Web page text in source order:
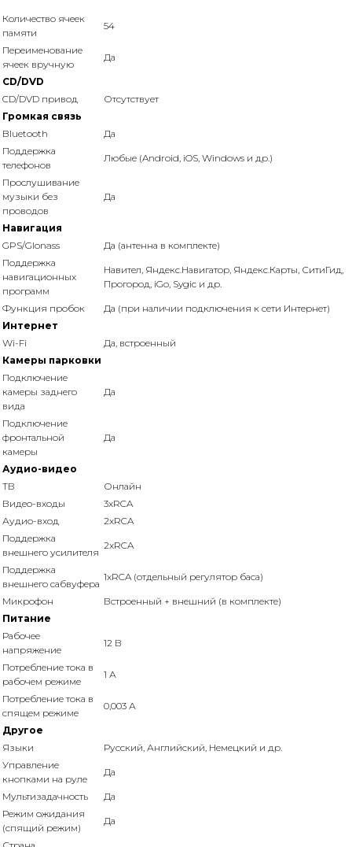
Количество ячеек
памяти
54
Переименование
ячеек вручную
Да
CD/DVD
CD/DVD привод
Отсутствует
Громкая связь
Bluetooth
Да
Поддержка
телефонов
Любые (Android, iOS, Windows и др.)
Прослушивание
музыки без
проводов
Да
Навигация
GPS/Glonass
Да (антенна в комплекте)
Поддержка
навигационных
программ
Навител, Яндекс.Навигатор, Яндекс.Карты, СитиГид,
Прогород, iGo, Sygic и др.
Функция пробок
Да (при наличии подключения к сети Интернет)
Интернет
Wi-Fi
Да, встроенный
Камеры парковки
Подключение
камеры заднего
вида
Да
Подключение
фронтальной
камеры
Да
Аудио-видео
ТВ
Онлайн
Видео-входы
3xRCA
Аудио-вход
2xRCA
Поддержка
внешнего усилителя
2xRCA
Поддержка
внешнего сабвуфера
1xRCA (отдельный регулятор баса)
Микрофон
Встроенный + внешний (в комплекте)
Питание
Рабочее
напряжение
12 В
Потребление тока в
рабочем режиме
1 А
Потребление тока в
спящем режиме
0,003 А
Другое
Языки
Русский, Английский, Немецкий и др.
Управление
кнопками на руле
Да
Мультизадачность
Да
Режим ожидания
(спящий режим)
Да